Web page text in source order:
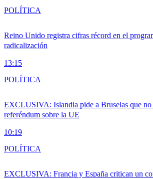
Reino Unido registra cifras récord en el
radicalización
13:15
POLÍTICA
EXCLUSIVA: Islandia pide a Bruselas que no
referéndum sobre la UE
10:19
POLÍTICA
EXCLUSIVA: Francia y España critican un
POLÍTICA